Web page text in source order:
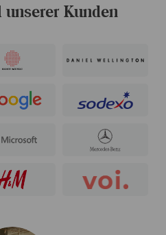
unserer Kunden